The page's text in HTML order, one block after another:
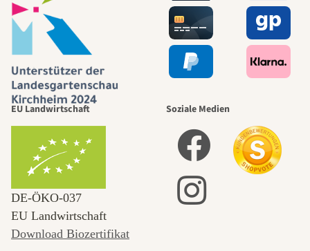
EU Landwirtschaft
DE‑ÖKO‑037
EU Landwirtschaft
Download Biozertifikat
Soziale Medien